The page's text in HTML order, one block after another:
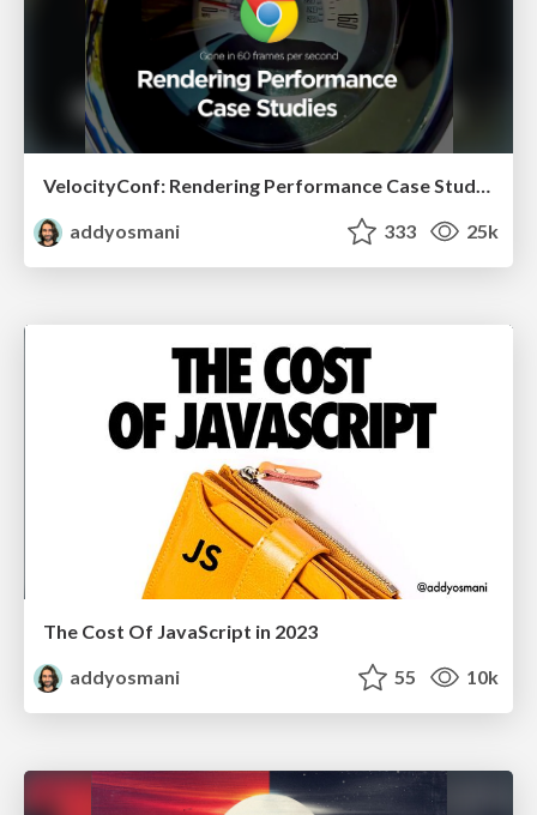
addyosmani
333 25k
The Cost Of JavaScript in 2023
addyosmani
55 10k